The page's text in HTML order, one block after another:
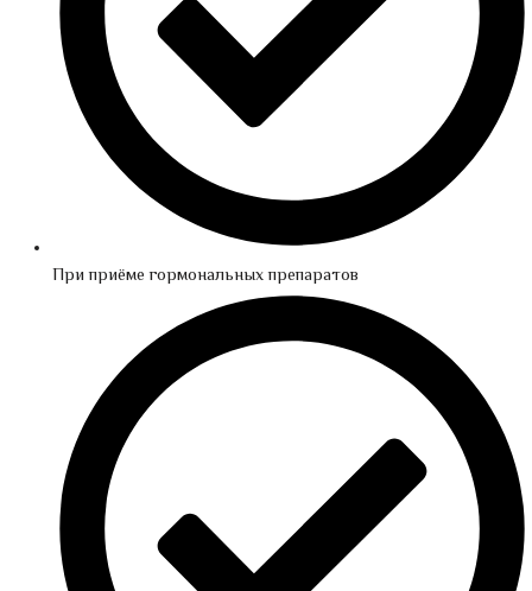
При приёме гормональных препаратов